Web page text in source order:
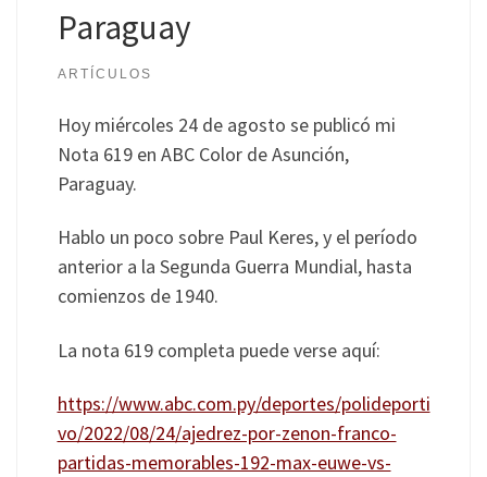
Paraguay
ARTÍCULOS
Hoy miércoles 24 de agosto se publicó mi
Nota 619 en ABC Color de Asunción,
Paraguay.
Hablo un poco sobre Paul Keres, y el período
anterior a la Segunda Guerra Mundial, hasta
comienzos de 1940.
La nota 619 completa puede verse aquí:
https://www.abc.com.py/deportes/polideporti
vo/2022/08/24/ajedrez-por-zenon-franco-
partidas-memorables-192-max-euwe-vs-